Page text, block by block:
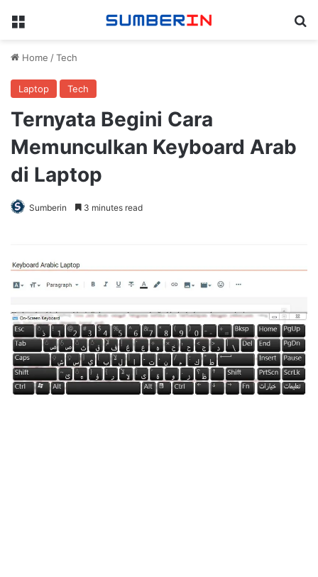
Menu
Home /Tech
Laptop Tech
Ternyata Begini Cara
Memunculkan Keyboard Arab
di Laptop
Sumberin 3 minutes read